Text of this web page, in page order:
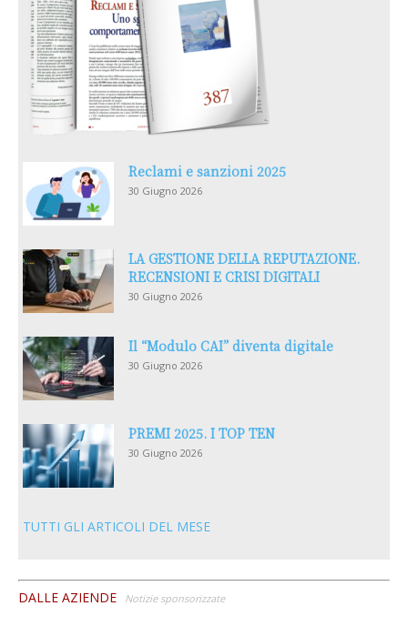
Reclami e sanzioni 2025
30 Giugno 2026
LA GESTIONE DELLA REPUTAZIONE.
RECENSIONI E CRISI DIGITALI
30 Giugno 2026
Il “Modulo CAI” diventa digitale
30 Giugno 2026
PREMI 2025. I TOP TEN
30 Giugno 2026
TUTTI GLI ARTICOLI DEL MESE
DALLE AZIENDE Notizie sponsorizzate